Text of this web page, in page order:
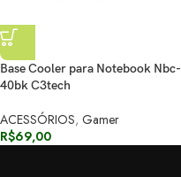
Base Cooler para Notebook Nbc-
40bk C3tech
ACESSÓRIOS, Gamer
R$69,00